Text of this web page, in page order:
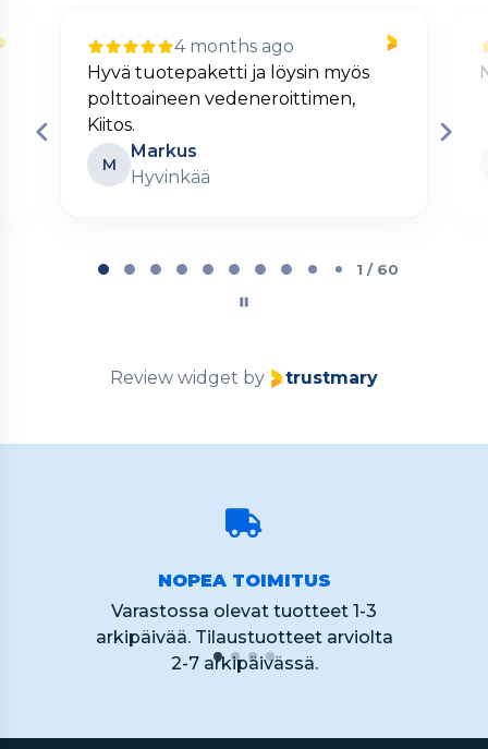
4 months ago
Nopea ja kätevä verkkokauppa.
M
Matti
Turku
2 / 60
Review widget by trustmary
NOPEA TOIMITUS
Varastossa olevat tuotteet 1-3
arkipäivää. Tilaustuotteet arviolta
2-7 arkipäivässä.